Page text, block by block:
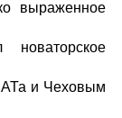
выраженное
и Чеховым